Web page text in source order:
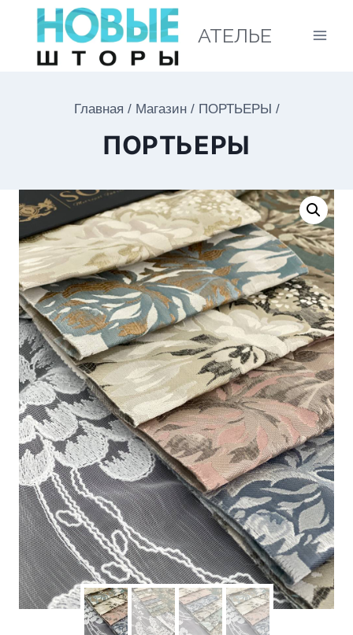
АТЕЛЬЕ
Главная / Магазин / ПОРТЬЕРЫ /
ПОРТЬЕРЫ